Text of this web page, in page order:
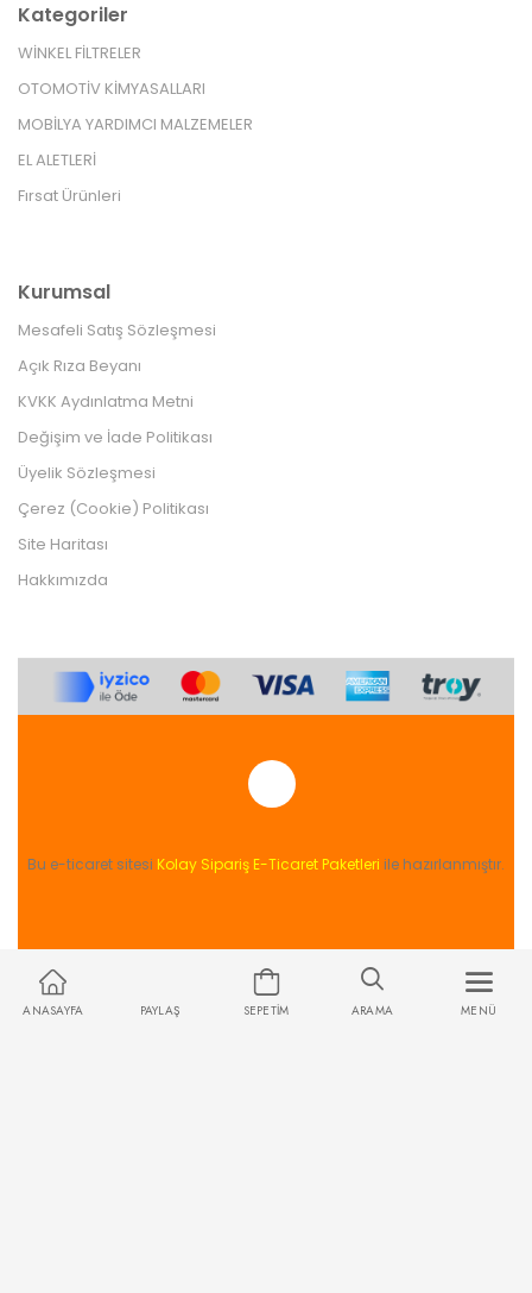
Kategoriler
WİNKEL FİLTRELER
OTOMOTİV KİMYASALLARI
MOBİLYA YARDIMCI MALZEMELER
EL ALETLERİ
Fırsat Ürünleri
Kurumsal
Mesafeli Satış Sözleşmesi
Açık Rıza Beyanı
KVKK Aydınlatma Metni
Değişim ve İade Politikası
Üyelik Sözleşmesi
Çerez (Cookie) Politikası
Site Haritası
Hakkımızda
Bu e-ticaret sitesi Kolay Sipariş E-Ticaret Paketleri ile hazırlanmıştır.
ANASAYFA PAYLAŞ SEPETIM ARAMA MENÜ